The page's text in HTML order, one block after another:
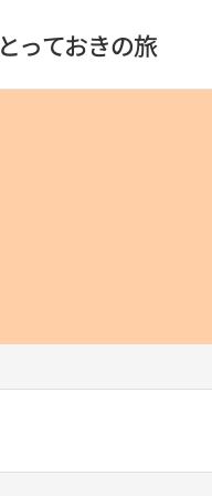
とっておきの旅